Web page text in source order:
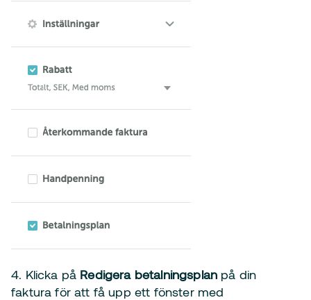
4. Klicka på Redigera betalningsplan på din
faktura för att få upp ett fönster med